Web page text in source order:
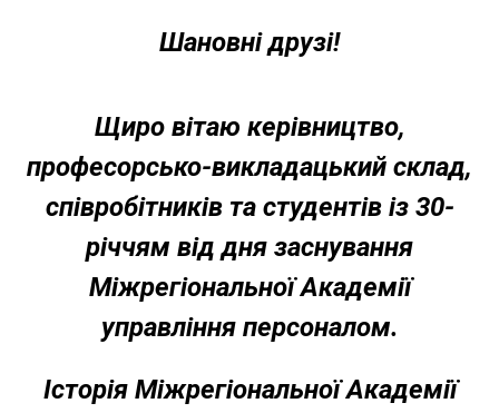
Шановні друзі!
Щиро вітаю керівництво,
професорсько-викладацький склад,
співробітників та студентів із 30-
річчям від дня заснування
Міжрегіональної Академії
управління персоналом.
Історія Міжрегіональної Академії